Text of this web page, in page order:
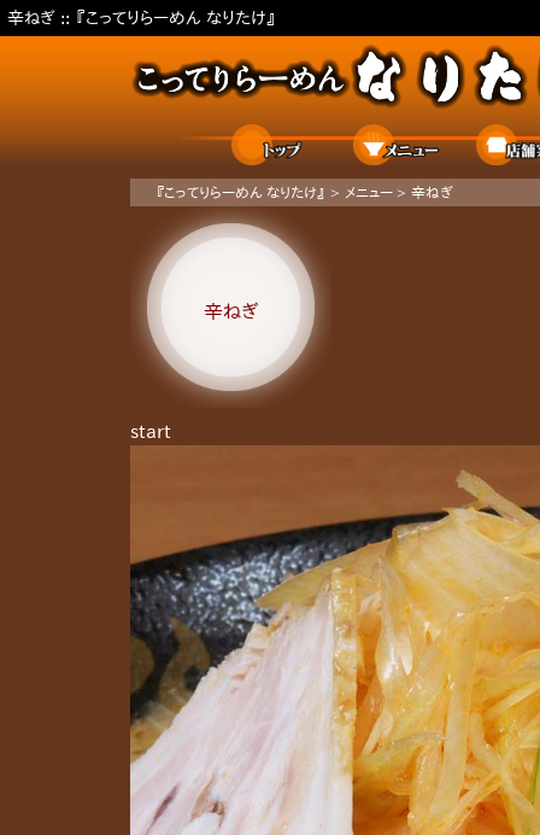
辛ねぎ :: 『こってりらーめん なりたけ』
ホーム メニュー
『こってりらーめん なりたけ』 > メニュー > 辛ねぎ
辛ねぎ
start